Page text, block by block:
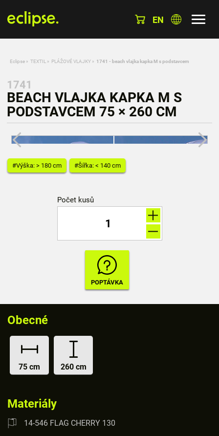
EN
Eclipse » TEXTIL » PLÁŽOVÉ VLAJKY » 1741 - beach vlajka kapka M s podstavcem
1741
BEACH VLAJKA KAPKA M S
PODSTAVCEM 75 × 260 CM
#Výška: > 180 cm #Šířka: < 140 cm
Počet kusů
Obecné
75 cm 260 cm
Materiály
14-546 FLAG CHERRY 130